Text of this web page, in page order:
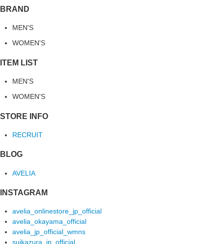
BRAND
MEN'S
WOMEN'S
ITEM LIST
MEN'S
WOMEN'S
STORE INFO
RECRUIT
BLOG
AVELIA
INSTAGRAM
avelia_onlinestore_jp_official
avelia_okayama_official
avelia_jp_official_wmns
suikazura_jp_official